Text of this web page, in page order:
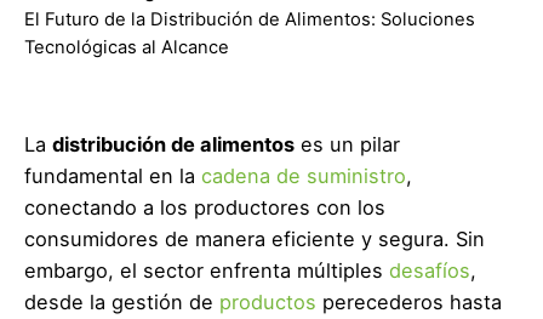
El Futuro de la Distribución de Alimentos: Soluciones
Tecnológicas al Alcance
La distribución de alimentos es un pilar
fundamental en la cadena de suministro,
conectando a los productores con los
consumidores de manera eficiente y segura. Sin
embargo, el sector enfrenta múltiples desafíos,
desde la gestión de productos perecederos hasta